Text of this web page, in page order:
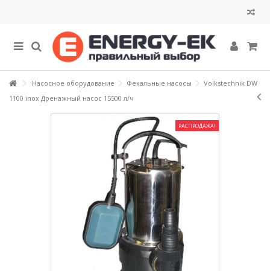
Насосное оборудование Фекальные насосы
Volkstechnik DW
1100 inox Дренажный насос 15500 л/ч
РАСПРОДАЖА!